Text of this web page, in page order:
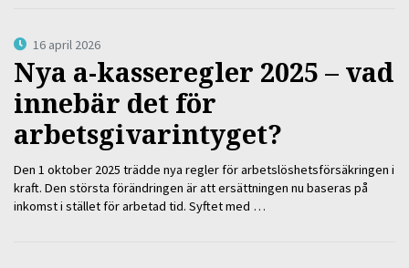
16 april 2026
Nya a-kasseregler 2025 – vad
innebär det för
arbetsgivarintyget?
Den 1 oktober 2025 trädde nya regler för arbetslöshetsförsäkringen i
kraft. Den största förändringen är att ersättningen nu baseras på
inkomst i stället för arbetad tid. Syftet med …